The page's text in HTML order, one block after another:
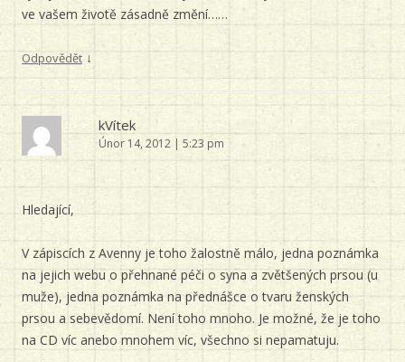
ve vašem životě zásadně změní……
Odpovědět ↓
kVítek
Únor 14, 2012 | 5:23 pm
Hledající,
V zápiscích z Avenny je toho žalostně málo, jedna poznámka
na jejich webu o přehnané péči o syna a zvětšených prsou (u
muže), jedna poznámka na přednášce o tvaru ženských
prsou a sebevědomí. Není toho mnoho. Je možné, že je toho
na CD víc anebo mnohem víc, všechno si nepamatuju.